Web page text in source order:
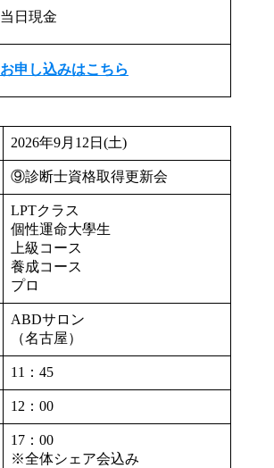
当日現金
お申し込みはこちら
2026年9月12日(土)
⑨診断士資格取得更新会
LPTクラス
個性運命大學生
上級コース
養成コース
プロ
ABDサロン
（名古屋）
11：45
12：00
17：00
※全体シェア会込み